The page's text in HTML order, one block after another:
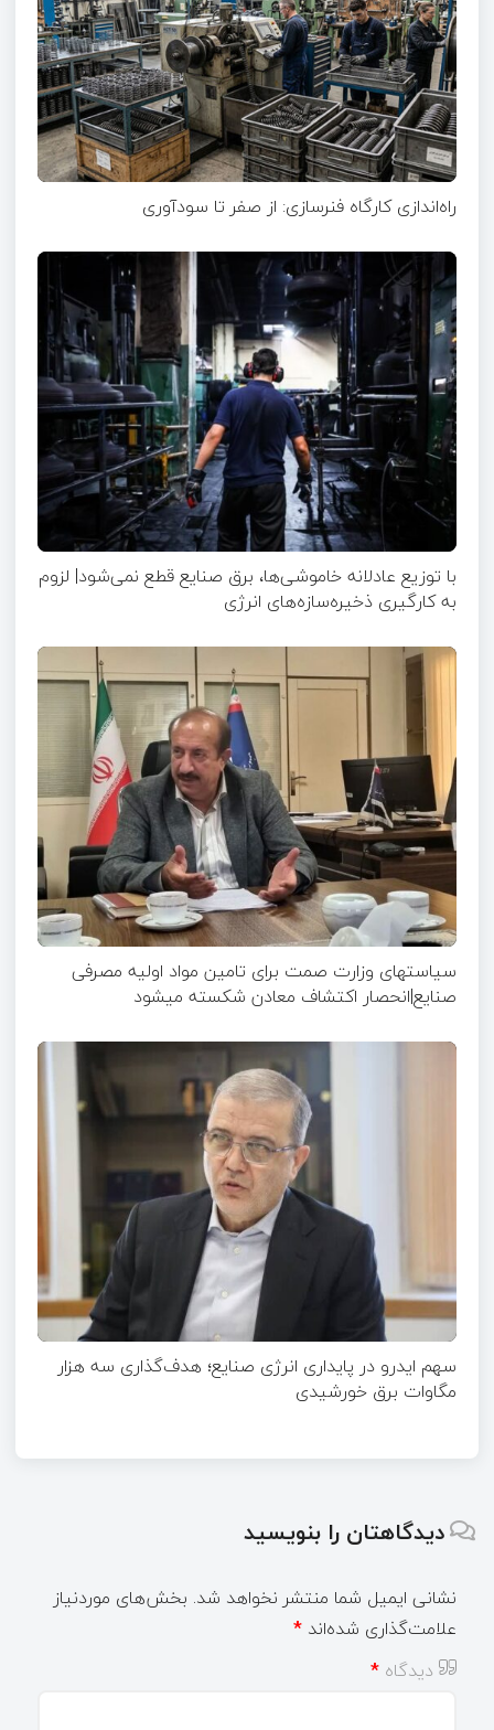
راه‌اندازی کارگاه فنرسازی: از صفر تا سودآوری
با توزیع عادلانه خاموشی‌ها، برق صنایع قطع نمی‌شود| لزوم
به کارگیری ذخیره‌سازه‌های انرژی
سیاستهای وزارت صمت برای تامین مواد اولیه مصرفی
صنایع|انحصار اکتشاف معادن شکسته میشود
سهم ایدرو در پایداری انرژی صنایع؛ هدف‌گذاری سه هزار
مگاوات برق خورشیدی
دیدگاهتان را بنویسید
نشانی ایمیل شما منتشر نخواهد شد. بخش‌های موردنیاز
علامت‌گذاری شده‌اند *
دیدگاه *